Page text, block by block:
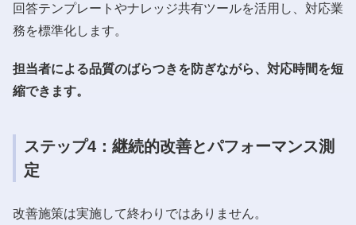
回答テンプレートやナレッジ共有ツールを活用し、対応業
務を標準化します。
担当者による品質のばらつきを防ぎながら、対応時間を短
縮できます。
ステップ4：継続的改善とパフォーマンス測
定
改善施策は実施して終わりではありません。